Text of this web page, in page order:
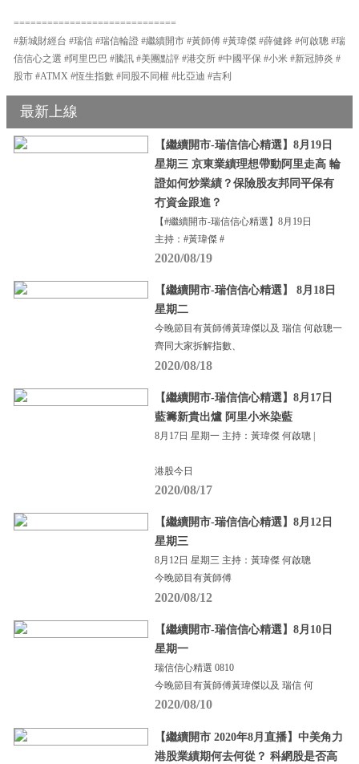
=============================
#新城財經台 #瑞信 #瑞信輪證 #繼續開市 #黃師傅 #黃瑋傑 #薛健鋒 #何啟聰 #瑞
信信心之選 #阿里巴巴 #騰訊 #美團點評 #港交所 #中國平保 #小米 #新冠肺炎 #
股市 #ATMX #恆生指數 #同股不同權 #比亞迪 #吉利
最新上線
【繼續開市-瑞信信心精選】8月19日
星期三 京東業績理想帶動阿里走高 輪
證如何炒業績？保險股友邦同平保有
冇資金跟進？
【#繼續開市-瑞信信心精選】8月19日
主持：#黃瑋傑 #
2020/08/19
【繼續開市-瑞信信心精選】 8月18日
星期二
今晚節目有黃師傅黃瑋傑以及 瑞信 何啟聰一
齊同大家拆解指數、
2020/08/18
【繼續開市-瑞信信心精選】8月17日
藍籌新貴出爐 阿里小米染藍
8月17日 星期一 主持：黃瑋傑 何啟聰 |
港股今日
2020/08/17
【繼續開市-瑞信信心精選】8月12日
星期三
8月12日 星期三 主持：黃瑋傑 何啟聰
今晚節目有黃師傅
2020/08/12
【繼續開市-瑞信信心精選】8月10日
星期一
瑞信信心精選 0810
今晚節目有黃師傅黃瑋傑以及 瑞信 何
2020/08/10
【繼續開市 2020年8月直播】中美角力
港股業績期何去何從？ 科網股是否高